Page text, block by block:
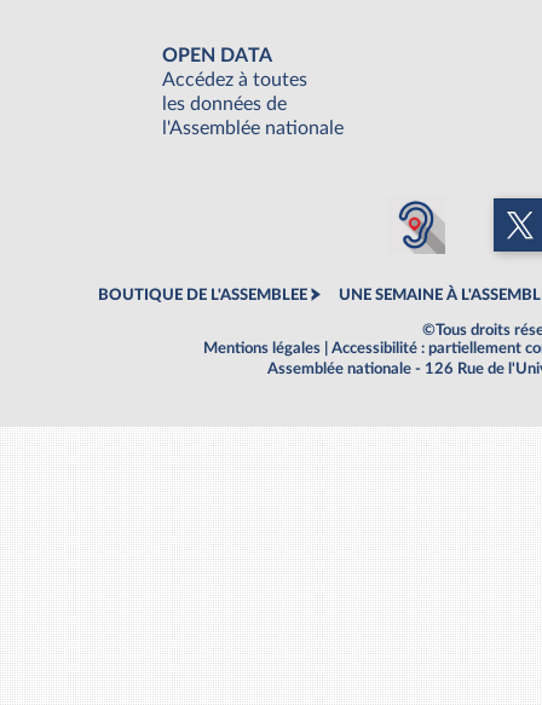
OPEN DATA
Accédez à toutes
les données de
l'Assemblée nationale
BOUTIQUE DE L'ASSEMBLEE UNE SEMAINE À
©Tous droits
Mentions légales
Accessibilité : partiellement
Assemblée nationale - 126 Rue de